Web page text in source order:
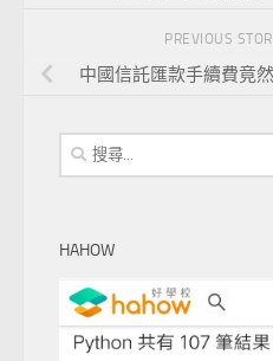
PREVIOUS
中國信託匯款手續費竟
搜
尋
字:
HAHOW